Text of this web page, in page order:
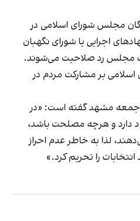
مجلس شورای اسلامی در
اجرایی یا شورای نگهبان
مجلس رد صلاحیت می‌شوند.
بر مشارکت مردم در
جمعه مشهد گفته است: «در
دارد و هرچه مصلحت باشد،
لذا به خاطر عدم احراز
را تحریم کرد.»